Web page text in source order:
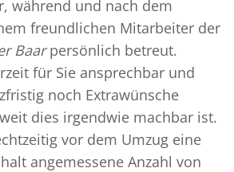
während und nach dem
freundlichen Mitarbeiter der
Baarpersönlich betreut.
für Sie ansprechbar und
noch Extrawünsche
dies irgendwie machbar ist.
vor dem Umzug eine
angemessene Anzahl von